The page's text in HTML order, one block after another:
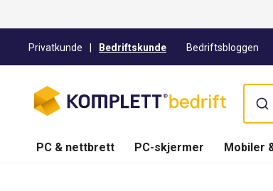
Privatkunde Bedriftskunde Bedriftsbloggen
PC & nettbrett PC-skjermer Mobiler